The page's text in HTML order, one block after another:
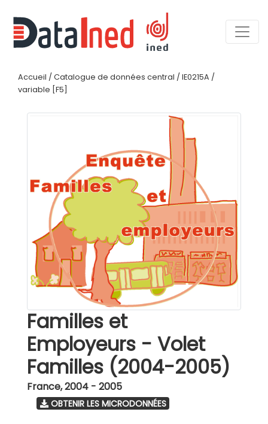
Accueil / Catalogue de données central / IE0215A /
variable [F5]
Familles et
Employeurs - Volet
Familles (2004-2005)
France,2004 - 2005
OBTENIR LES MICRODONNÉES